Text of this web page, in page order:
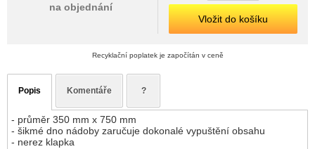
na objednání
Vložit do košíku
Recyklační poplatek je započítán v ceně
Popis Komentáře ?
- průměr 350 mm x 750 mm
- šikmé dno nádoby zaručuje dokonalé vypuštění obsahu
- nerez klapka